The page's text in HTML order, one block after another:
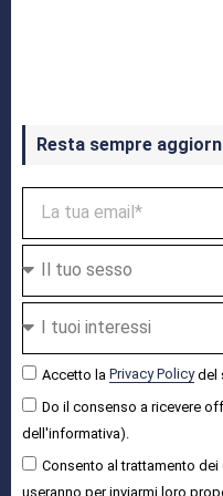
Resta sempre
Accetto la Privacy Policydel
Do il consenso a ricevere
dell'informativa).
Consento al trattamento
useranno per inviarmi loro